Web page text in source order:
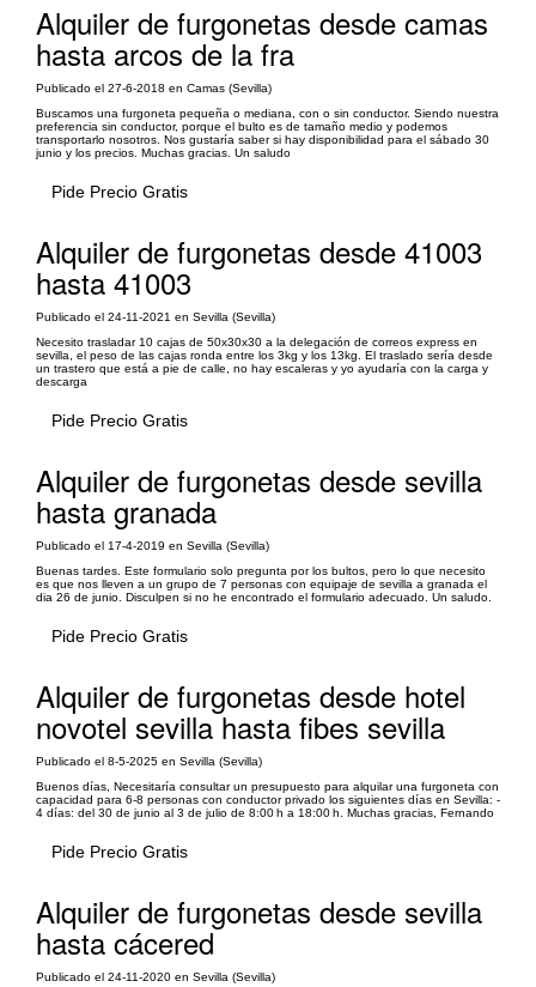
Alquiler de furgonetas desde camas
hasta arcos de la fra
Publicado el 27-6-2018 en Camas (Sevilla)
Buscamos una furgoneta pequeña o mediana, con o sin conductor. Siendo nuestra
preferencia sin conductor, porque el bulto es de tamaño medio y podemos
transportarlo nosotros. Nos gustaría saber si hay disponibilidad para el sábado 30
junio y los precios. Muchas gracias. Un saludo
Pide Precio Gratis
Alquiler de furgonetas desde 41003
hasta 41003
Publicado el 24-11-2021 en Sevilla (Sevilla)
Necesito trasladar 10 cajas de 50x30x30 a la delegación de correos express en
sevilla, el peso de las cajas ronda entre los 3kg y los 13kg. El traslado sería desde
un trastero que está a pie de calle, no hay escaleras y yo ayudaría con la carga y
descarga
Pide Precio Gratis
Alquiler de furgonetas desde sevilla
hasta granada
Publicado el 17-4-2019 en Sevilla (Sevilla)
Buenas tardes. Este formulario solo pregunta por los bultos, pero lo que necesito
es que nos lleven a un grupo de 7 personas con equipaje de sevilla a granada el
dia 26 de junio. Disculpen si no he encontrado el formulario adecuado. Un saludo.
Pide Precio Gratis
Alquiler de furgonetas desde hotel
novotel sevilla hasta fibes sevilla
Publicado el 8-5-2025 en Sevilla (Sevilla)
Buenos días, Necesitaría consultar un presupuesto para alquilar una furgoneta con
capacidad para 6-8 personas con conductor privado los siguientes días en Sevilla: -
4 días: del 30 de junio al 3 de julio de 8:00 h a 18:00 h. Muchas gracias, Fernando
Pide Precio Gratis
Alquiler de furgonetas desde sevilla
hasta cácered
Publicado el 24-11-2020 en Sevilla (Sevilla)